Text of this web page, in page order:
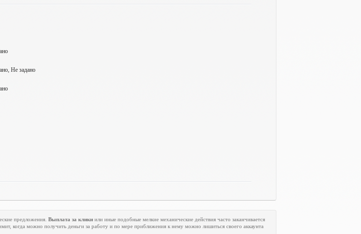
Не задано
предложения. Выплата за клики или иные подобные мелкие механические действия часто заканчивается
когда можно получить деньги за работу и по мере приближения к нему можно лишиться своего аккаунта